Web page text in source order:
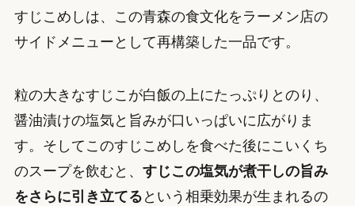
すじこめしは、この青森の食文化をラーメン店の
サイドメニューとして再構築した一品です。
粒の大きなすじこが白飯の上にたっぷりとのり、
醤油漬けの塩気と旨みが口いっぱいに広がりま
す。そしてこのすじこめしを食べた後にこいくち
のスープを飲むと、 すじこの塩気が煮干しの旨み
をさらに引き立てる という相乗効果が生まれるの